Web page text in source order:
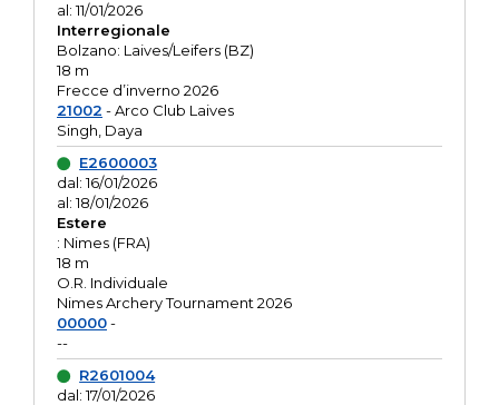
al: 11/01/2026
Interregionale
Bolzano: Laives/Leifers (BZ)
18 m
Frecce d’inverno 2026
21002 - Arco Club Laives
Singh, Daya
E2600003
dal: 16/01/2026
al: 18/01/2026
Estere
: Nimes (FRA)
18 m
O.R. Individuale
Nimes Archery Tournament 2026
00000-
--
R2601004
dal: 17/01/2026